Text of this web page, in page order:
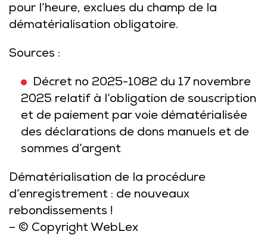
pour l’heure, exclues du champ de la
dématérialisation obligatoire.
Sources :
Décret no 2025-1082 du 17 novembre
2025 relatif à l’obligation de souscription
et de paiement par voie dématérialisée
des déclarations de dons manuels et de
sommes d’argent
Dématérialisation de la procédure
d’enregistrement : de nouveaux
rebondissements !
– © Copyright WebLex